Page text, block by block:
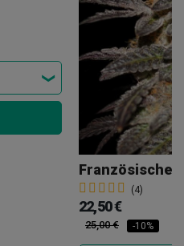
Französische
(4)
22,50 €
25,00 € -10%